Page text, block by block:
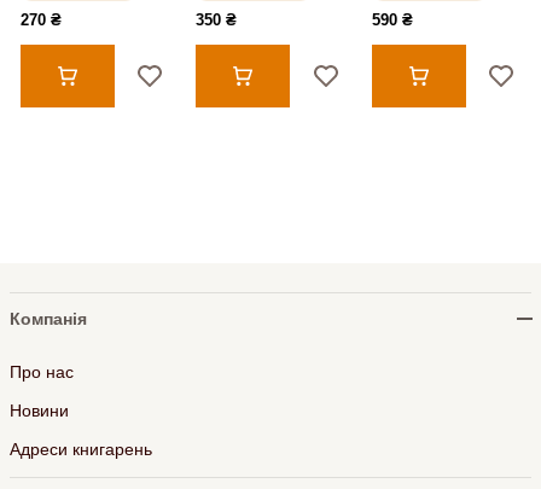
270 ₴ 350 ₴ 590 ₴
Компанія
Про нас
Новини
Адреси книгарень